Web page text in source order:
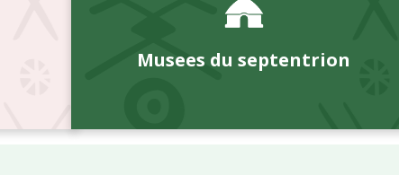
Musees du septentrion